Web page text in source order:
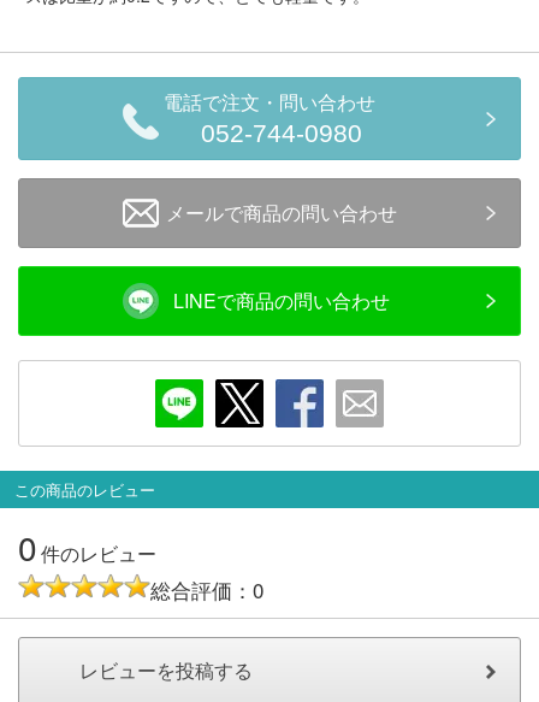
レビューについて
© 2026 Mid Japan, Inc.
電話で注文・問い合わせ
052-744-0980
メールで商品の問い合わせ
LINEで商品の問い合わせ
この商品のレビュー
0件のレビュー
総合評価：0